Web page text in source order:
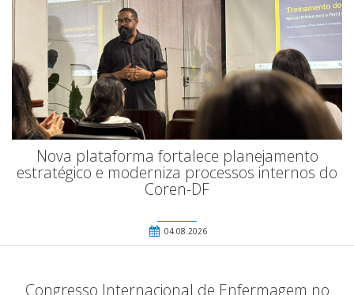
Nova plataforma fortalece planejamento
estratégico e moderniza processos internos do
Coren-DF
04.08.2026
Congresso Internacional de Enfermagem no